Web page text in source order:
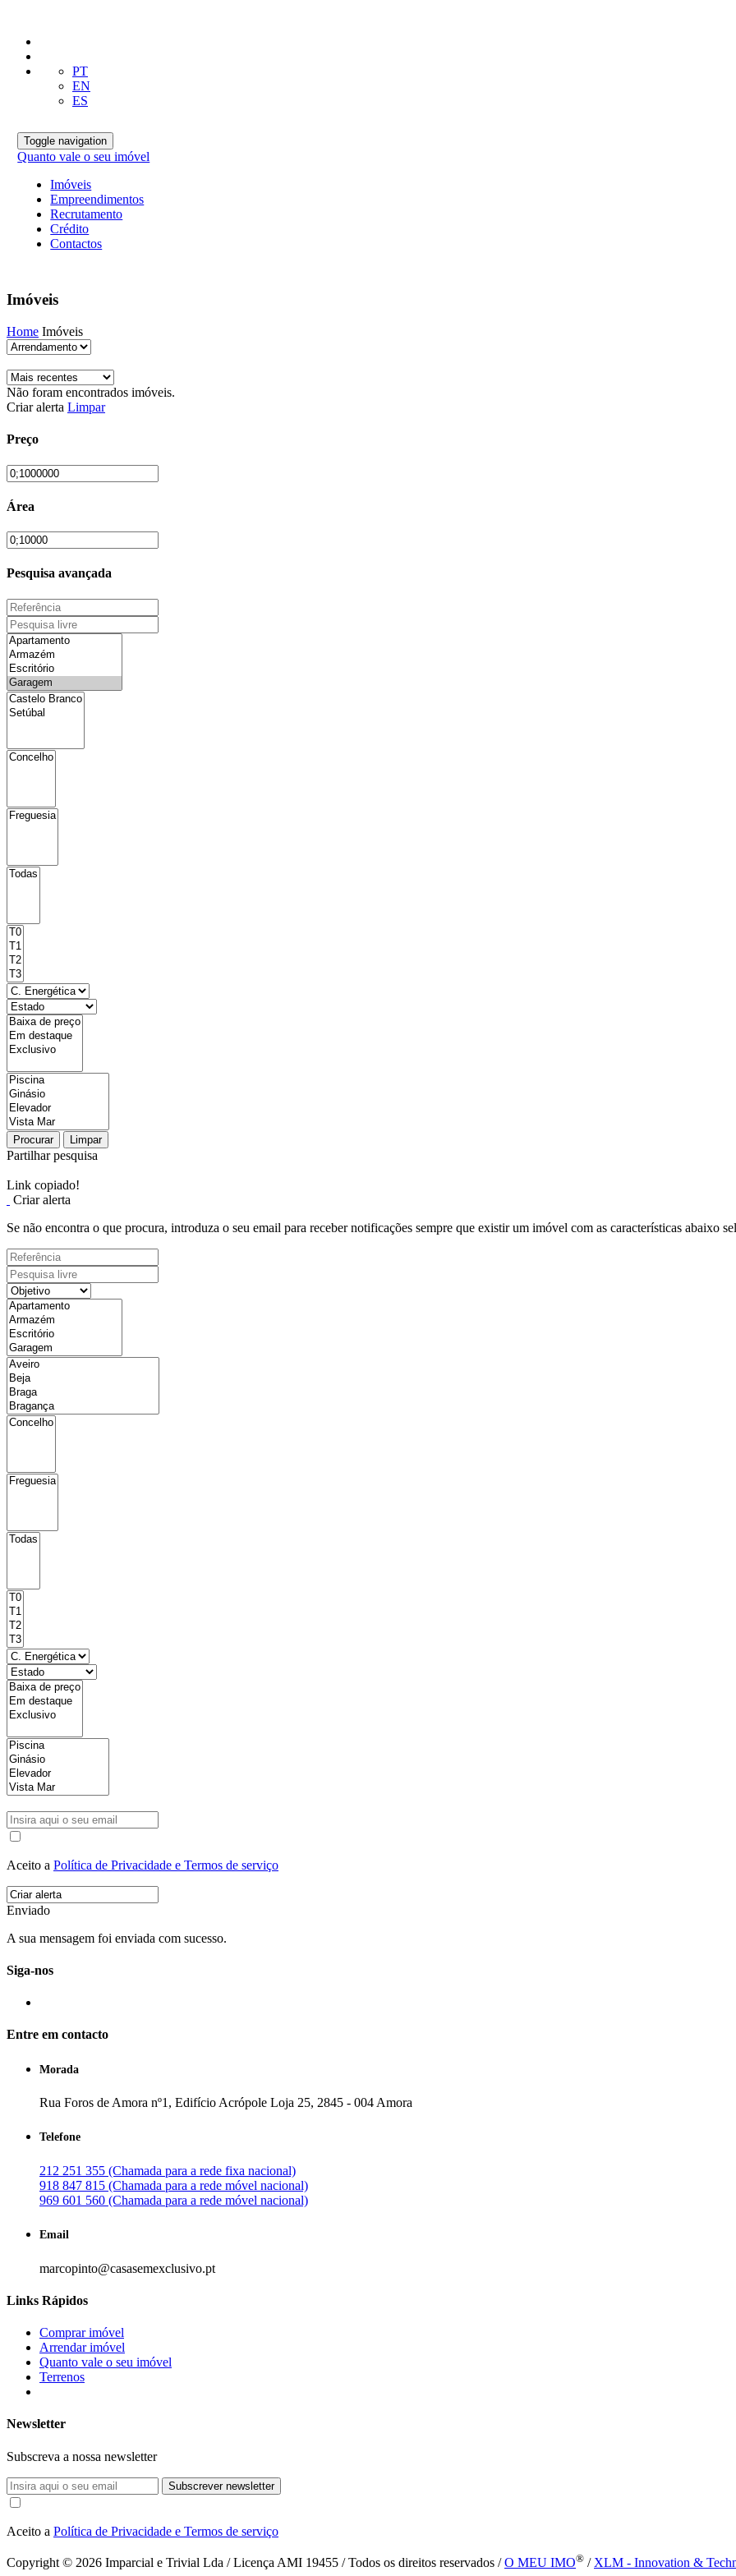
PT
EN
ES
Toggle navigation
Quanto vale o seu imóvel
Imóveis
Empreendimentos
Recrutamento
Crédito
Contactos
Imóveis
Home Imóveis
Não foram encontrados imóveis.
Criar alerta Limpar
Preço
Área
Pesquisa avançada
Procurar Limpar
Partilhar pesquisa
Link copiado!
Criar alerta
Se não encontra o que procura, introduza o seu email para receber notificações sempre que existir um imóvel com as características abaixo
Aceito a Política de Privacidade e Termos de serviço
Enviado
A sua mensagem foi enviada com sucesso.
Siga-nos
Entre em contacto
Morada
Rua Foros de Amora nº1, Edifício Acrópole Loja 25, 2845 - 004 Amora
Telefone
212 251 355 (Chamada para a rede fixa nacional)
918 847 815 (Chamada para a rede móvel nacional)
969 601 560 (Chamada para a rede móvel nacional)
Email
marcopinto@casasemexclusivo.pt
Links Rápidos
Comprar imóvel
Arrendar imóvel
Quanto vale o seu imóvel
Terrenos
Newsletter
Subscreva a nossa newsletter
Subscrever newsletter
Aceito a Política de Privacidade e Termos de serviço
Copyright © 2026 Imparcial e Trivial Lda / Licença AMI 19455 / Todos os direitos reservados /O MEU IMO® / XLM - Innovation &